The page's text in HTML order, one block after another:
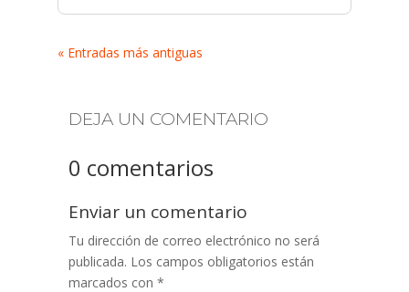
« Entradas más antiguas
DEJA UN COMENTARIO
0 comentarios
Enviar un comentario
Tu dirección de correo electrónico no será
publicada. Los campos obligatorios están
marcados con *